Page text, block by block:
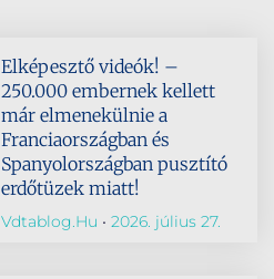
Elképesztő videók! –
250.000 embernek kellett
már elmenekülnie a
Franciaországban és
Spanyolországban pusztító
erdőtüzek miatt!
Vdtablog.hu 2026. július 27.